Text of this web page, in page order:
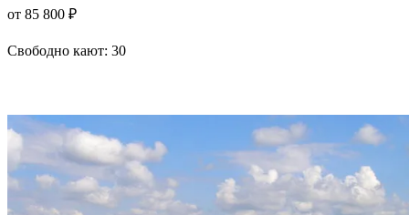
от 85 800 ₽
Свободно кают: 30